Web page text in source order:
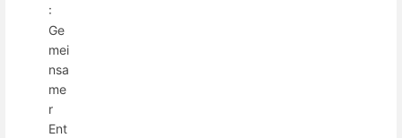
:
Ge
mei
nsa
me
r
Ent